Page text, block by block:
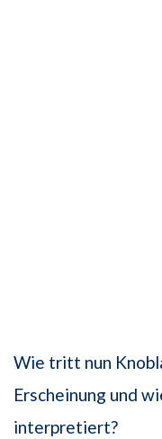
Wie tritt nun
Erscheinung und
interpretiert?